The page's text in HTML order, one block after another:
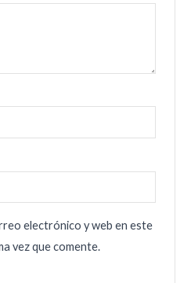
electrónico y web en este
vez que comente.